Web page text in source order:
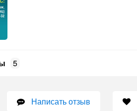
5
Написать отзыв